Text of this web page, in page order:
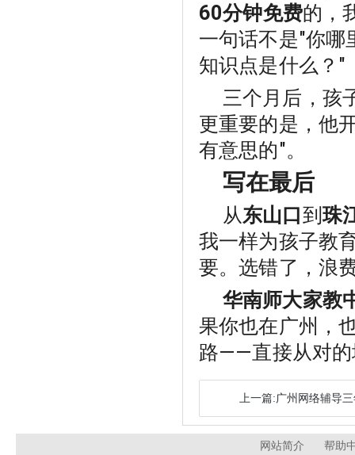
60分钟免费的，
一句话不是"你哪
知识点是什么？"
三个月后，孩
更重要的是，他
有意思的"。
写在最后
从东山口到珠
我一样为孩子教
要。选错了，浪
华南师大家教
果你也在广州，
路——直接从对的
上一篇:广州网络辅导
网站简介 帮助